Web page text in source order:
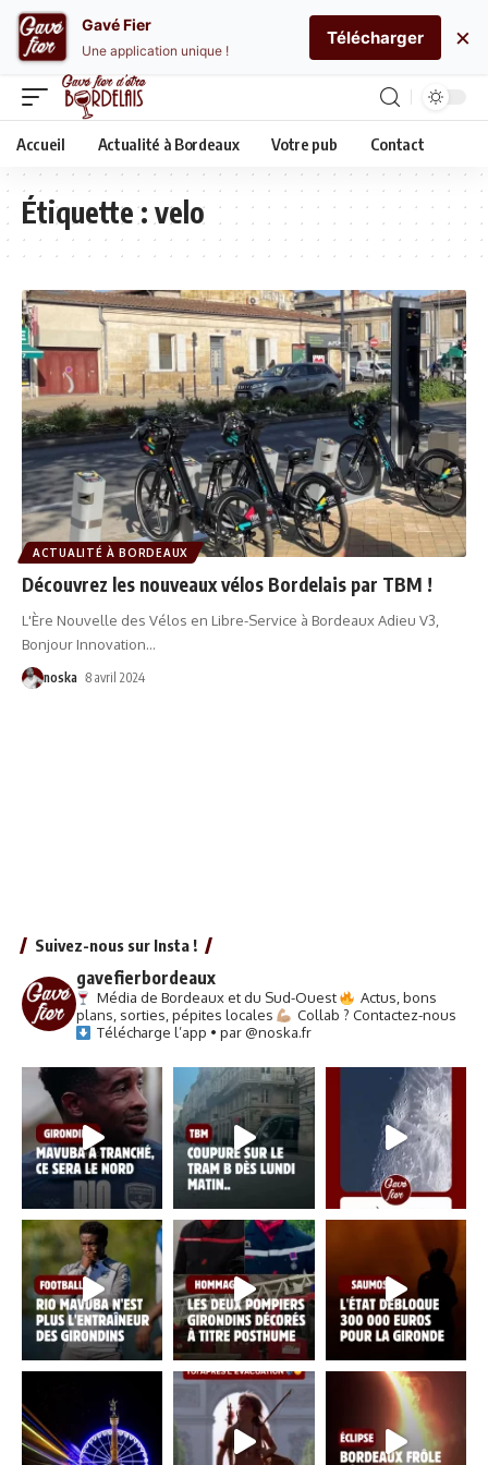
Accueil Actualité à Bordeaux Votre pub Contact
Étiquette :velo
ACTUALITÉ À BORDEAUX
Découvrez les nouveaux vélos Bordelais par TBM !
L'Ère Nouvelle des Vélos en Libre-Service à Bordeaux Adieu V3,
Bonjour Innovation…
noska 8 avril 2024
Suivez-nous sur Insta !
gavefierbordeaux
Média de Bordeaux et du Sud-Ouest
Actus, bons
plans, sorties, pépites locales
Collab ? Contactez-nous
Télécharge l’app • par @noska.fr
Gavé Fier
Une application unique !
Télécharger ×